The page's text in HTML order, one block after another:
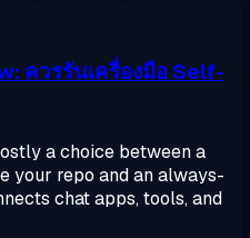
ควรรันเครื่องมือ Self-
a choice between a
your repo and an always-
chat apps, tools, and